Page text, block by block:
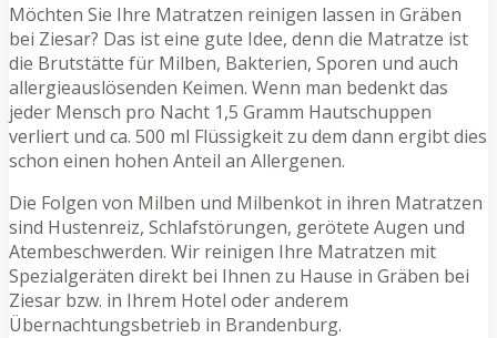
Möchten Sie Ihre Matratzen reinigen lassen in Gräben
bei Ziesar? Das ist eine gute Idee, denn die Matratze ist
die Brutstätte für Milben, Bakterien, Sporen und auch
allergieauslösenden Keimen. Wenn man bedenkt das
jeder Mensch pro Nacht 1,5 Gramm Hautschuppen
verliert und ca. 500 ml Flüssigkeit zu dem dann ergibt dies
schon einen hohen Anteil an Allergenen.
Die Folgen von Milben und Milbenkot in ihren Matratzen
sind Hustenreiz, Schlafstörungen, gerötete Augen und
Atembeschwerden. Wir reinigen Ihre Matratzen mit
Spezialgeräten direkt bei Ihnen zu Hause in Gräben bei
Ziesar bzw. in Ihrem Hotel oder anderem
Übernachtungsbetrieb in Brandenburg.